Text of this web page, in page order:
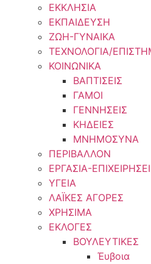
ΕΚΚΛΗΣΙΑ
ΕΚΠΑΙΔΕΥΣΗ
ΖΩΗ-ΓΥΝΑΙΚΑ
ΤΕΧΝΟΛΟΓΙΑ/
ΚΟΙΝΩΝΙΚΑ
ΒΑΠΤΙΣΕΙΣ
ΓΑΜΟΙ
ΓΕΝΝΗΣΕΙΣ
ΚΗΔΕΙΕΣ
ΜΝΗΜΟΣΥΝΑ
ΠΕΡΙΒΑΛΛΟΝ
ΕΡΓΑΣΙΑ-
ΥΓΕΙΑ
ΛΑΪΚΕΣ ΑΓΟΡΕΣ
ΧΡΗΣΙΜΑ
ΕΚΛΟΓΕΣ
ΒΟΥΛΕΥΤΙΚΕΣ
Έυβοια